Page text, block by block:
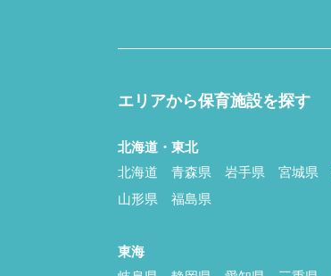
エリアから保育施設を探す
北海道・東北
北海道
青森県 岩手県 宮城県
山形県
福島県
東海